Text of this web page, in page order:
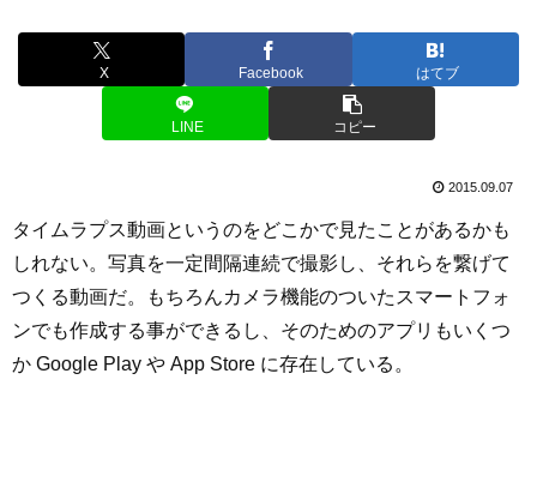
X Facebook はてブ
LINE コピー
2015.09.07
タイムラプス動画というのをどこかで見たことがあるかも
しれない。写真を一定間隔連続で撮影し、それらを繋げて
つくる動画だ。もちろんカメラ機能のついたスマートフォ
ンでも作成する事ができるし、そのためのアプリもいくつ
か Google Play や App Store に存在している。